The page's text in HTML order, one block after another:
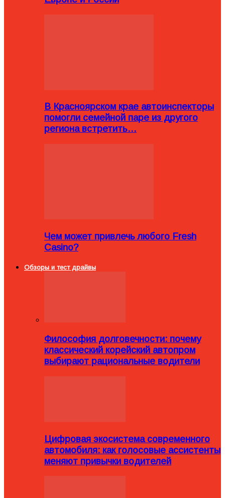
В Красноярском крае автоинспекторы
помогли семейной паре из другого
региона встретить…
Чем может привлечь любого Fresh
Casino?
Обзоры и тест драйвы
Философия долговечности: почему
классический корейский автопром
выбирают рациональные водители
Цифровая экосистема современного
автомобиля: как голосовые ассистенты
меняют привычки водителей